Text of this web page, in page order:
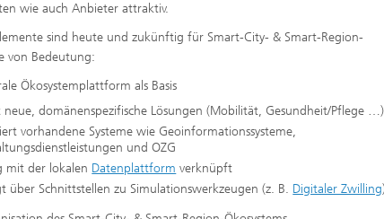
wie auch Anbieter attraktiv.
sind heute und zukünftig für Smart-City- & Smart-Region-
von Bedeutung:
Ökosystemplattform als Basis
neue, domänenspezifische Lösungen (Mobilität, Gesundheit/Pflege …)
vorhandene Systeme wie Geoinformationssysteme,
und OZG
mit der lokalen Datenplattform verknüpft
über Schnittstellen zu Simulationswerkzeugen (z. B. Digitaler Zwilling